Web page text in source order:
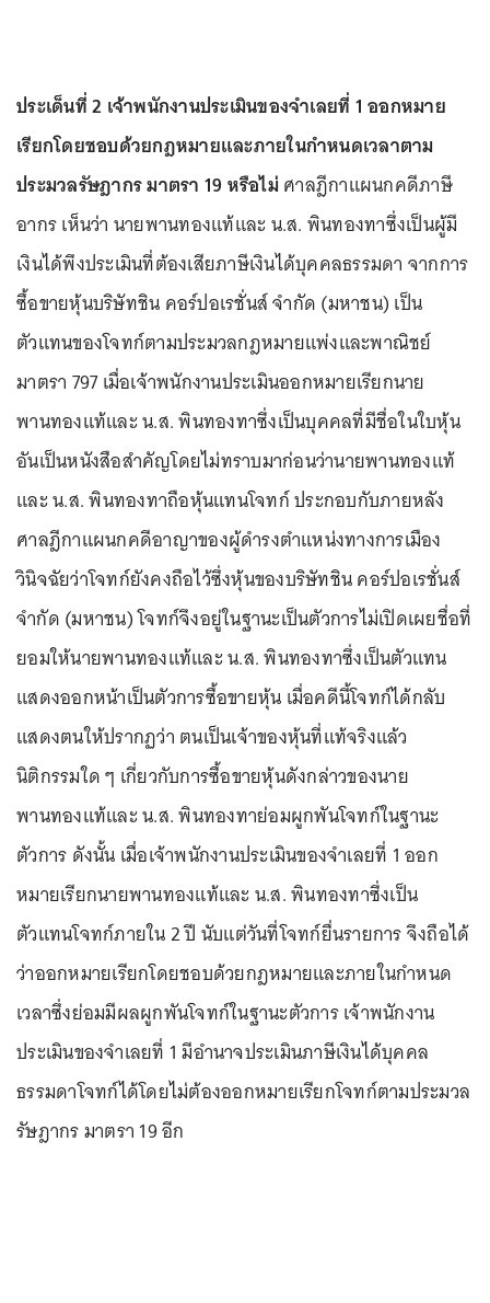
ประเด็นที่ 2 เจ้าพนักงานประเมินของจำเลยที่ 1 ออกหมาย
เรียกโดยชอบด้วยกฎหมายและภายในกำหนดเวลาตาม
ประมวลรัษฎากร มาตรา 19 หรือไม่ ศาลฎีกาแผนกคดีภาษี
อากร เห็นว่า นายพานทองแท้และ น.ส. พินทองทาซึ่งเป็นผู้มี
เงินได้พึงประเมินที่ต้องเสียภาษีเงินได้บุคคลธรรมดา จากการ
ซื้อขายหุ้นบริษัทชิน คอร์ปอเรชั่นส์ จำกัด (มหาชน) เป็น
ตัวแทนของโจทก์ตามประมวลกฎหมายแพ่งและพาณิชย์
มาตรา 797 เมื่อเจ้าพนักงานประเมินออกหมายเรียกนาย
พานทองแท้และ น.ส. พินทองทาซึ่งเป็นบุคคลที่มีชื่อในใบหุ้น
อันเป็นหนังสือสำคัญโดยไม่ทราบมาก่อนว่านายพานทองแท้
และ น.ส. พินทองทาถือหุ้นแทนโจทก์ ประกอบกับภายหลัง
ศาลฎีกาแผนกคดีอาญาของผู้ดำรงตำแหน่งทางการเมือง
วินิจฉัยว่าโจทก์ยังคงถือไว้ซึ่งหุ้นของบริษัทชิน คอร์ปอเรชั่นส์
จำกัด (มหาชน) โจทก์จึงอยู่ในฐานะเป็นตัวการไม่เปิดเผยชื่อที่
ยอมให้นายพานทองแท้และ น.ส. พินทองทาซึ่งเป็นตัวแทน
แสดงออกหน้าเป็นตัวการซื้อขายหุ้น เมื่อคดีนี้โจทก์ได้กลับ
แสดงตนให้ปรากฏว่า ตนเป็นเจ้าของหุ้นที่แท้จริงแล้ว
นิติกรรมใด ๆ เกี่ยวกับการซื้อขายหุ้นดังกล่าวของนาย
พานทองแท้และ น.ส. พินทองทาย่อมผูกพันโจทก์ในฐานะ
ตัวการ ดังนั้น เมื่อเจ้าพนักงานประเมินของจำเลยที่ 1 ออก
หมายเรียกนายพานทองแท้และ น.ส. พินทองทาซึ่งเป็น
ตัวแทนโจทก์ภายใน 2 ปี นับแต่วันที่โจทก์ยื่นรายการ จึงถือได้
ว่าออกหมายเรียกโดยชอบด้วยกฎหมายและภายในกำหนด
เวลาซึ่งย่อมมีผลผูกพันโจทก์ในฐานะตัวการ เจ้าพนักงาน
ประเมินของจำเลยที่ 1 มีอำนาจประเมินภาษีเงินได้บุคคล
ธรรมดาโจทก์ได้โดยไม่ต้องออกหมายเรียกโจทก์ตามประมวล
รัษฎากร มาตรา 19 อีก